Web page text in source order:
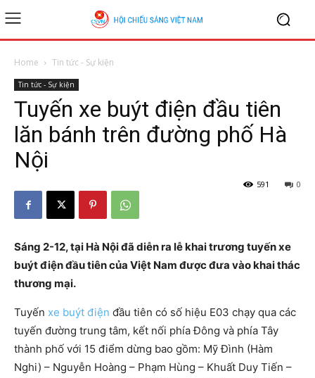
Home Tin tức - Sự kiện
Tin tức - Sự kiện
Tuyến xe buýt điện đầu tiên
lăn bánh trên đường phố Hà
Nội
0
591
Sáng 2-12, tại Hà Nội đã diễn ra lễ khai trương tuyến xe
buýt điện đầu tiên của Việt Nam được đưa vào khai thác
thương mại.
Tuyến xe buýt điện đầu tiên có số hiệu E03 chạy qua các
tuyến đường trung tâm, kết nối phía Đông và phía Tây
thành phố với 15 điểm dừng bao gồm: Mỹ Đình (Hàm
Nghi) – Nguyễn Hoàng – Phạm Hùng – Khuất Duy Tiến –